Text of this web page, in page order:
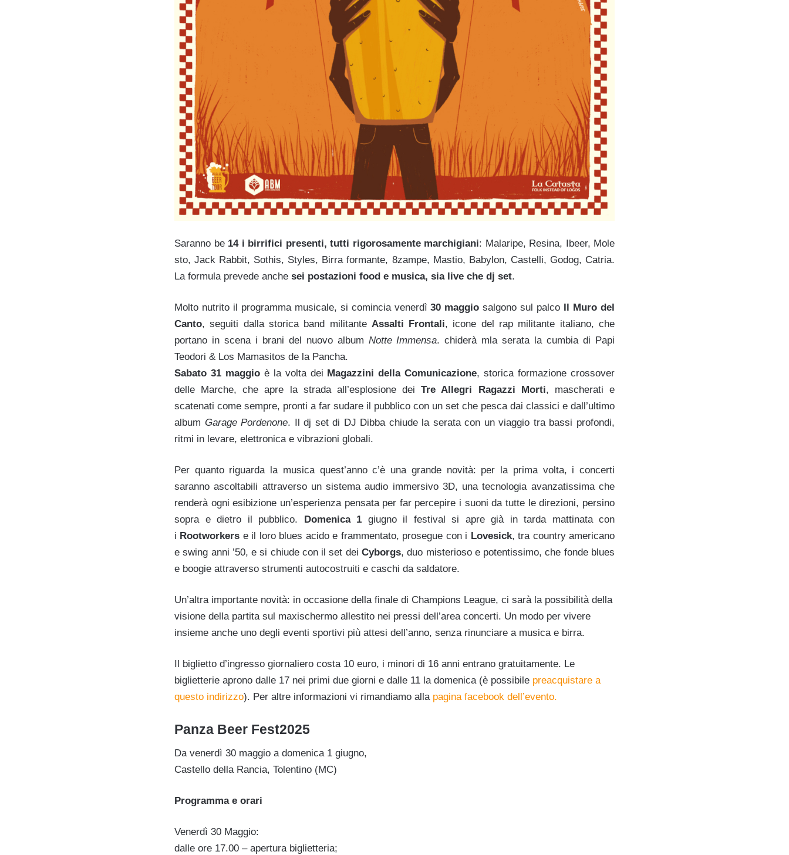
Saranno be 14 i birrifici presenti, tutti rigorosamente marchigiani: Malaripe, Resina, Ibeer, Mole
sto, Jack Rabbit, Sothis, Styles, Birra formante, 8zampe, Mastio, Babylon, Castelli, Godog, Catria.
La formula prevede anche sei postazioni food e musica, sia live che dj set.
Molto nutrito il programma musicale, si comincia venerdì30 maggio salgono sul palco Il Muro del
Canto, seguiti dalla storica band militante Assalti Frontali, icone del rap militante italiano, che
portano in scena i brani del nuovo album Notte Immensa. chiderà mla serata la cumbia di Papi
Teodori & Los Mamasitos de la Pancha.
Sabato 31 maggioè la volta dei Magazzini della Comunicazione, storica formazione crossover
delle Marche, che apre la strada all’esplosione deiTre Allegri Ragazzi Morti, mascherati e
scatenati come sempre, pronti a far sudare il pubblico con un set che pesca dai classici e dall’ultimo
album Garage Pordenone. Il dj set di DJ Dibba chiude la serata con un viaggio tra bassi profondi,
ritmi in levare, elettronica e vibrazioni globali.
Per quanto riguarda la musica quest’anno c’è una grande novità: per la prima volta, i concerti
saranno ascoltabili attraverso un sistema audio immersivo 3D, una tecnologia avanzatissima che
renderà ogni esibizione un’esperienza pensata per far percepire i suoni da tutte le direzioni, persino
sopra e dietro il pubblico. Domenica 1 giugno il festival si apre già in tarda mattinata con
i Rootworkers e il loro blues acido e frammentato, prosegue con i Lovesick, tra country americano
e swing anni ’50, e si chiude con il set deiCyborgs, duo misterioso e potentissimo, che fonde blues
e boogie attraverso strumenti autocostruiti e caschi da saldatore.
Un’altra importante novità: in occasione della finale di Champions League, ci sarà la possibilità della
visione della partita sul maxischermo allestito nei pressi dell’area concerti. Un modo per vivere
insieme anche uno degli eventi sportivi più attesi dell’anno, senza rinunciare a musica e birra.
Il biglietto d’ingresso giornaliero costa 10 euro, i minori di 16 anni entrano gratuitamente. Le
biglietterie aprono dalle 17 nei primi due giorni e dalle 11 la domenica (è possibile preacquistare a
questo indirizzo). Per altre informazioni vi rimandiamo alla pagina facebook dell’evento.
Panza Beer Fest2025
Da venerdì 30 maggio a domenica 1 giugno,
Castello della Rancia, Tolentino (MC)
Programma e orari
Venerdì 30 Maggio:
dalle ore 17.00 – apertura biglietteria;